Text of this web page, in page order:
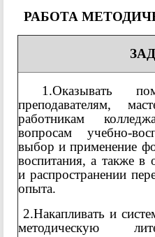
РАБОТА
1.Оказывать
преподавателям,
работникам
вопросам учебно-
выбор и применение
воспитания, а также в
и распространении
опыта.
2.Накапливать и
методическую